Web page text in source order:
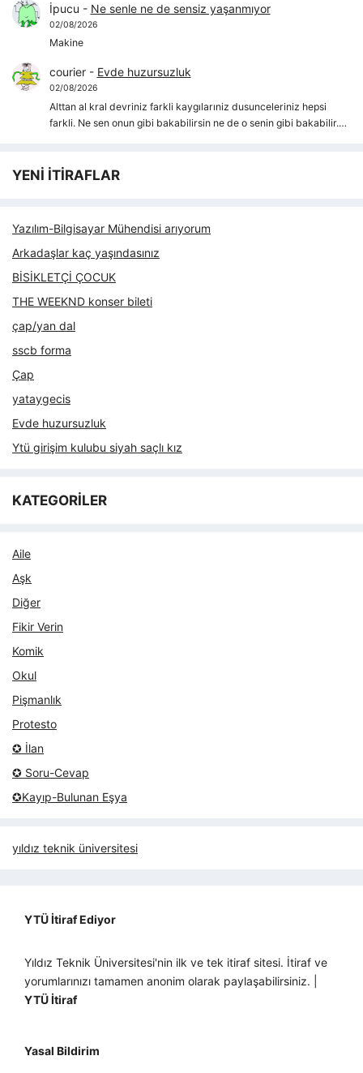
İpucu - Ne senle ne de sensiz yaşanmıyor
02/08/2026
Makine
courier- Evde huzursuzluk
02/08/2026
Alttan al kral devriniz farkli kaygılarıniz dusunceleriniz hepsi
farkli. Ne sen onun gibi bakabilirsin ne de o senin gibi bakabilir.…
YENİ İTİRAFLAR
Yazılım-Bilgisayar Mühendisi arıyorum
Arkadaşlar kaç yaşındasınız
BİSİKLETÇİ ÇOCUK
THE WEEKND konser bileti
çap/yan dal
sscb forma
Çap
yataygecis
Evde huzursuzluk
Ytü girişim kulubu siyah saçlı kız
KATEGORİLER
Aile
Aşk
Diğer
Fikir Verin
Komik
Okul
Pişmanlık
Protesto
✪ İlan
✪ Soru-Cevap
✪Kayıp-Bulunan Eşya
yıldız teknik üniversitesi
YTÜ İtiraf Ediyor
Yıldız Teknik Üniversitesi'nin ilk ve tek itiraf sitesi. İtiraf ve
yorumlarınızı tamamen anonim olarak paylaşabilirsiniz. |
YTÜ İtiraf
Yasal Bildirim